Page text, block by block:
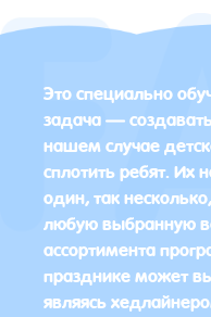
Это специально
задача —
нашем случае
сплотить ребят. Их
один, так
любую выбранную
ассортимента
празднике может
являясь